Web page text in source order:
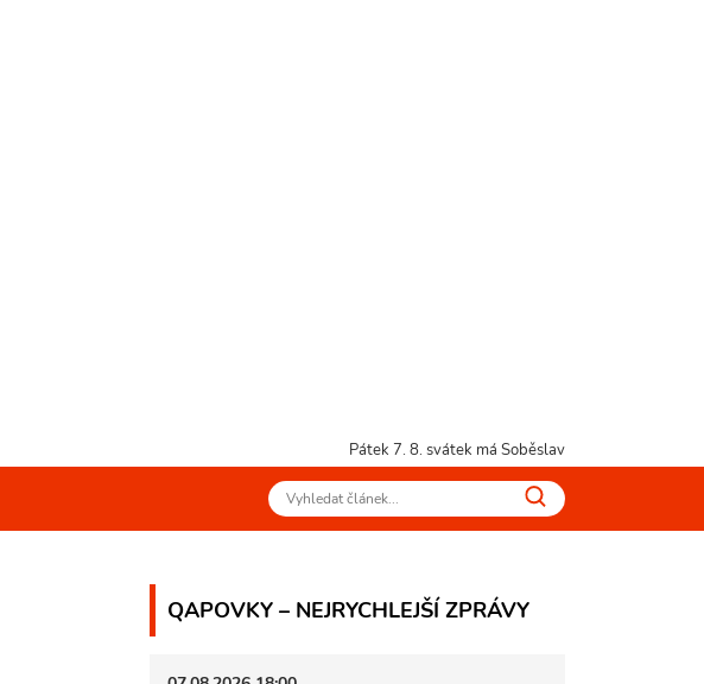
Pátek 7. 8. svátek má Soběslav
QAPOVKY – NEJRYCHLEJŠÍ ZPRÁVY